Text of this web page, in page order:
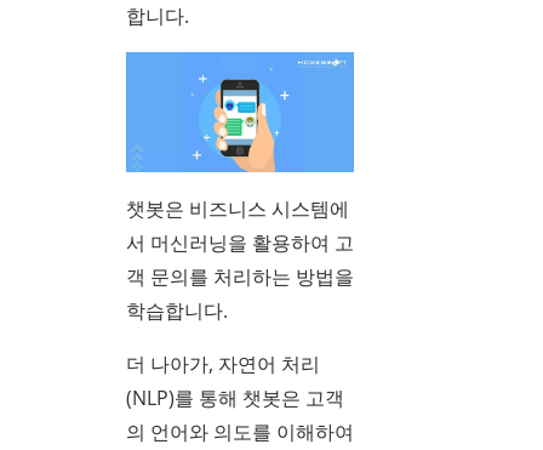
합니다.
챗봇은 비즈니스 시스템에
서 머신러닝을 활용하여 고
객 문의를 처리하는 방법을
학습합니다.
더 나아가, 자연어 처리
(NLP)를 통해 챗봇은 고객
의 언어와 의도를 이해하여